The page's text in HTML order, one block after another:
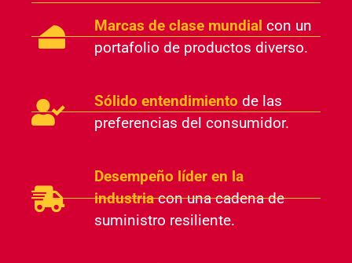
Marcas de clase mundial con un
portafolio de productos diverso.
Sólido entendimiento de las
preferencias del consumidor.
Desempeño líder en la
industriacon una cadena de
suministro resiliente.